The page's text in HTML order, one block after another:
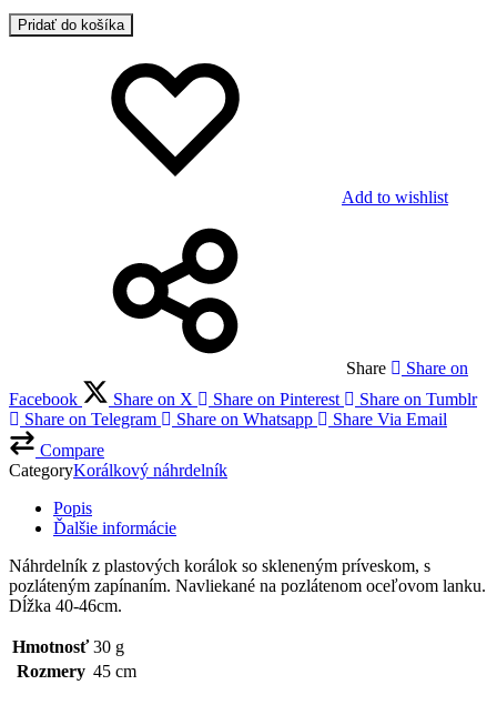
Pridať do košíka
Add to wishlist
Share
Share on
Facebook
Share on X Share on Pinterest
Share on Tumblr
Share on Telegram
Share on Whatsapp
Share Via Email
Compare
CategoryKorálkový náhrdelník
Popis
Ďalšie informácie
Náhrdelník z plastových korálok so skleneným príveskom, s
pozláteným zapínaním. Navliekané na pozlátenom oceľovom lanku.
Dĺžka 40-46cm.
Hmotnosť 30 g
Rozmery 45 cm